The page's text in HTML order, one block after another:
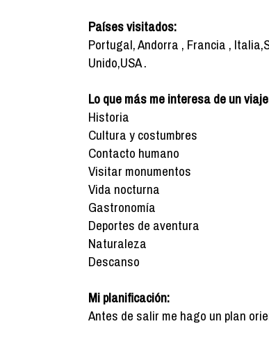
Países visitados:
Portugal, Andorra , Francia ,
Unido,USA .
Lo que más me interesa de un
Historia
Cultura y costumbres
Contacto humano
Visitar monumentos
Vida nocturna
Gastronomía
Deportes de aventura
Naturaleza
Descanso
Mi planificación:
Antes de salir me hago un plan